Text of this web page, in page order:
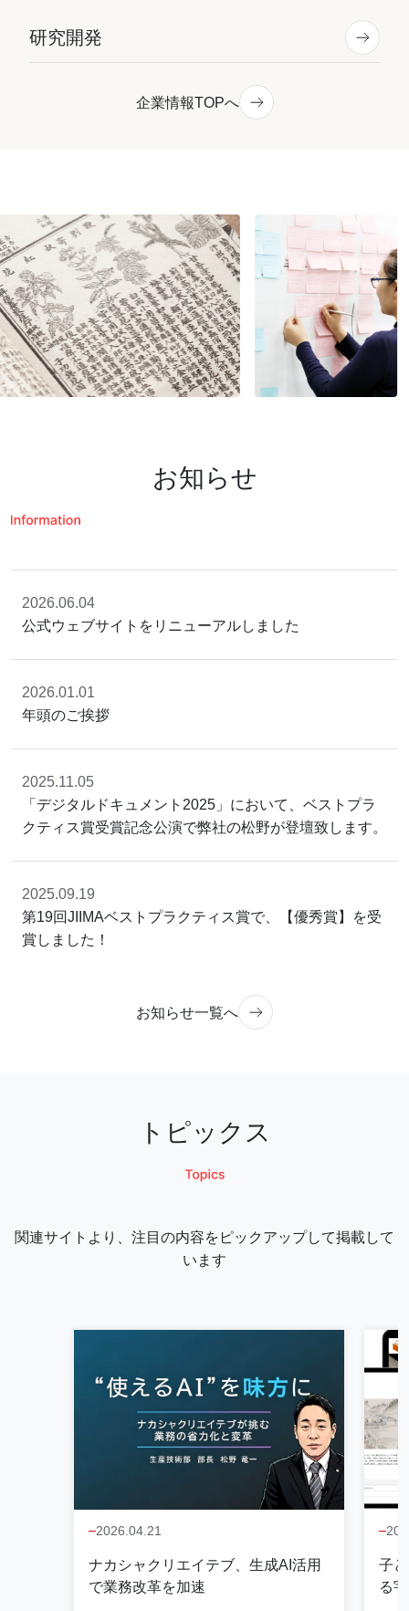
研究開発
企業情報TOPへ
お知らせ
2026.06.04
公式ウェブサイトをリニューアルしました
2026.01.01
年頭のご挨拶
2025.11.05
「デジタルドキュメント2025」において、ベストプラ
クティス賞受賞記念公演で弊社の松野が登壇致します。
2025.09.19
第19回JIIMAベストプラクティス賞で、【優秀賞】を受
賞しました！
お知らせ一覧へ
トピックス
関連サイトより、注目の内容をピックアップして掲載して
います
2026.04.21
ナカシャクリエイテブ、生成AI活用
で業務改革を加速
子
る